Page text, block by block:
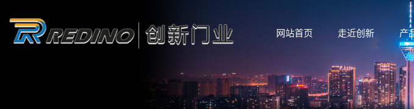
网站首页 走近创新 产